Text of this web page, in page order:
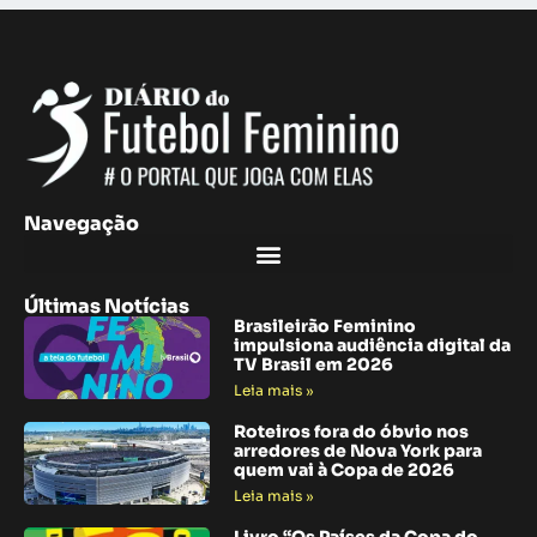
Navegação
Últimas Notícias
Brasileirão Feminino
impulsiona audiência digital da
TV Brasil em 2026
Leia mais »
Roteiros fora do óbvio nos
arredores de Nova York para
quem vai à Copa de 2026
Leia mais »